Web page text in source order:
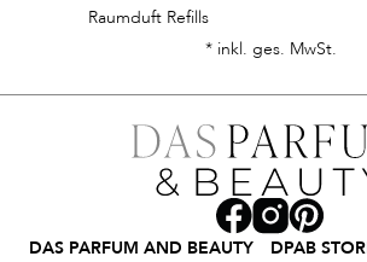
Raumduft Refills
* inkl. ges. MwSt.
DAS PARFUM AND BEAUTY
DPAB